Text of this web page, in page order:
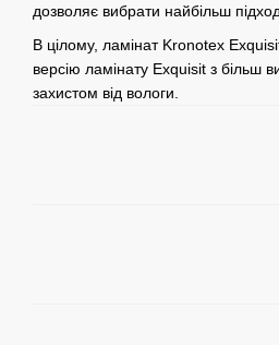
дозволяє вибрати найбільш
В цілому, ламінат Kronotex
версію ламінату Exquisit з більш
захистом від вологи.